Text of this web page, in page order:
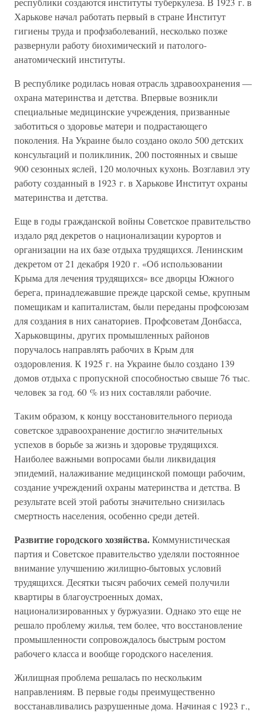
Харькове начал работать первый в стране Институт
гигиены труда и профзаболеваний, несколько позже
развернули работу биохимический и патолого-
анатомический институты.
В республике родилась новая отрасль здравоохранения —
охрана материнства и детства. Впервые возникли
специальные медицинские учреждения, призванные
заботиться о здоровье матери и подрастающего
поколения. На Украине было создано около 500 детских
консультаций и поликлиник, 200 постоянных и свыше
900 сезонных яслей, 120 молочных кухонь. Возглавил эту
работу созданный в 1923 г. в Харькове Институт охраны
материнства и детства.
Еще в годы гражданской войны Советское правительство
издало ряд декретов о национализации курортов и
организации на их базе отдыха трудящихся. Ленинским
декретом от 21 декабря 1920 г. «Об использовании
Крыма для лечения трудящихся» все дворцы Южного
берега, принадлежавшие прежде царской семье, крупным
помещикам и капиталистам, были переданы профсоюзам
для создания в них санаториев. Профсоветам Донбасса,
Харьковщины, других промышленных районов
поручалось направлять рабочих в Крым для
оздоровления. К 1925 г. на Украине было создано 139
домов отдыха с пропускной способностью свыше 76 тыс.
человек за год. 60 % из них составляли рабочие.
Таким образом, к концу восстановительного периода
советское здравоохранение достигло значительных
успехов в борьбе за жизнь и здоровье трудящихся.
Наиболее важными вопросами были ликвидация
эпидемий, налаживание медицинской помощи рабочим,
создание учреждений охраны материнства и детства. В
результате всей этой работы значительно снизилась
смертность населения, особенно среди детей.
Развитие городского хозяйства.Коммунистическая
партия и Советское правительство уделяли постоянное
внимание улучшению жилищно-бытовых условий
трудящихся. Десятки тысяч рабочих семей получили
квартиры в благоустроенных домах,
национализированных у буржуазии. Однако это еще не
решало проблему жилья, тем более, что восстановление
промышленности сопровождалось быстрым ростом
рабочего класса и вообще городского населения.
Жилищная проблема решалась по нескольким
направлениям. В первые годы преимущественно
восстанавливались разрушенные дома. Начиная с 1923 г.,